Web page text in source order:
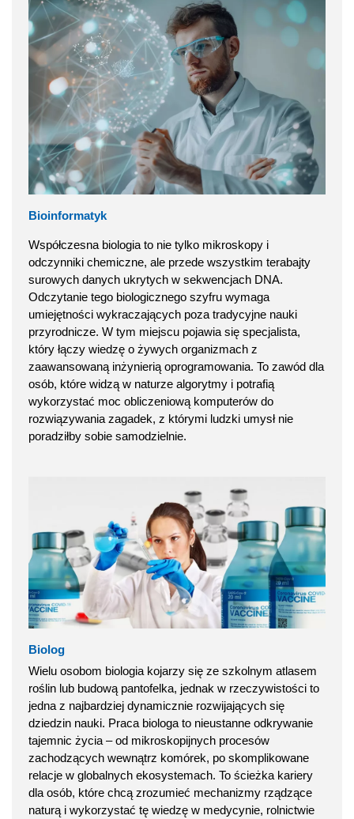
Bioinformatyk
Współczesna biologia to nie tylko mikroskopy i
odczynniki chemiczne, ale przede wszystkim terabajty
surowych danych ukrytych w sekwencjach DNA.
Odczytanie tego biologicznego szyfru wymaga
umiejętności wykraczających poza tradycyjne nauki
przyrodnicze. W tym miejscu pojawia się specjalista,
który łączy wiedzę o żywych organizmach z
zaawansowaną inżynierią oprogramowania. To zawód dla
osób, które widzą w naturze algorytmy i potrafią
wykorzystać moc obliczeniową komputerów do
rozwiązywania zagadek, z którymi ludzki umysł nie
poradziłby sobie samodzielnie.
Biolog
Wielu osobom biologia kojarzy się ze szkolnym atlasem
roślin lub budową pantofelka, jednak w rzeczywistości to
jedna z najbardziej dynamicznie rozwijających się
dziedzin nauki. Praca biologa to nieustanne odkrywanie
tajemnic życia – od mikroskopijnych procesów
zachodzących wewnątrz komórek, po skomplikowane
relacje w globalnych ekosystemach. To ścieżka kariery
dla osób, które chcą zrozumieć mechanizmy rządzące
naturą i wykorzystać tę wiedzę w medycynie, rolnictwie